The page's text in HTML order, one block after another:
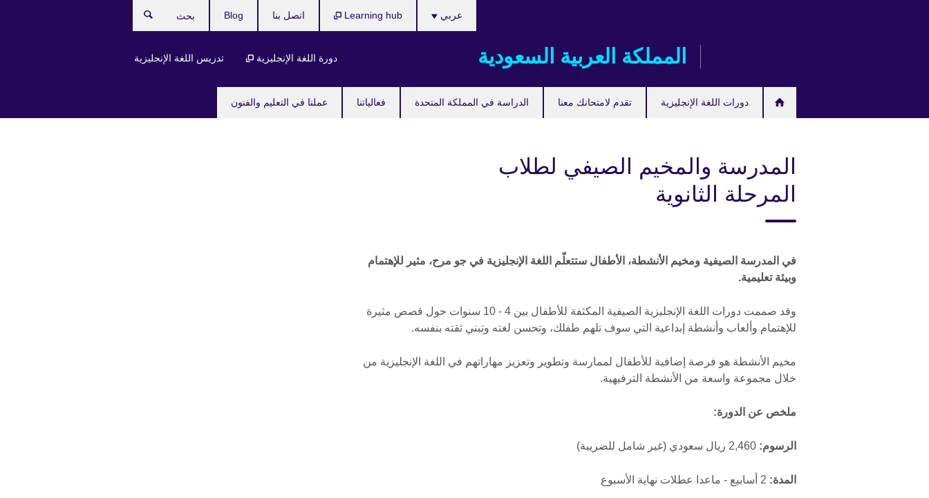
المملكة العربية السعودية
دورات اللغة الإنجليزية تقدم لامتحانك معنا الدراسة في المملكة المتحدة فعالياتنا عملنا في التعليم والفنون
عربي
دورة اللغة الإنجليزية تدريس اللغة الإنجليزية
Learning hub اتصل بنا Blog
المدرسة والمخيم الصيفي لطلاب
المرحلة الثانوية
في المدرسة الصيفية ومخيم الأنشطة، الأطفال ستتعلّم اللغة الإنجليزية في جو مرح، مثير للإهتمام
وبيئة تعليمية.
وقد صممت دورات اللغة الإنجليزية الصيفية المكثفة للأطفال بين 4 - 10 سنوات حول قصص مثيرة
للإهتمام وألعاب وأنشطة إبداعية التي سوف تلهم طفلك، وتحسن لغته وتبني ثقته بنفسه.
مخيم الأنشطة هو فرصة إضافية للأطفال لممارسة وتطوير وتعزيز مهاراتهم في اللغة الإنجليزية من
خلال مجموعة واسعة من الأنشطة الترفيهية.
ملخص عن الدورة:
الرسوم: 2,460 ريال سعودي (غير شامل للضريبة)
المدة: